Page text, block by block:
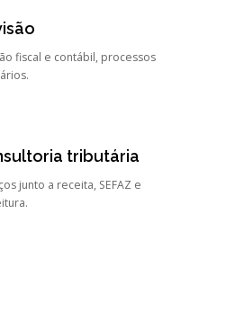
fiscal e contábil, processos
tributária
junto a receita, SEFAZ e